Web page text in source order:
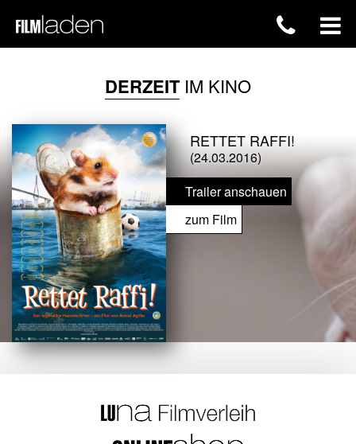
DERZEITIM KINO
RETTET RAFFI!
(24.03.2016)
Trailer anschauen
zum Film